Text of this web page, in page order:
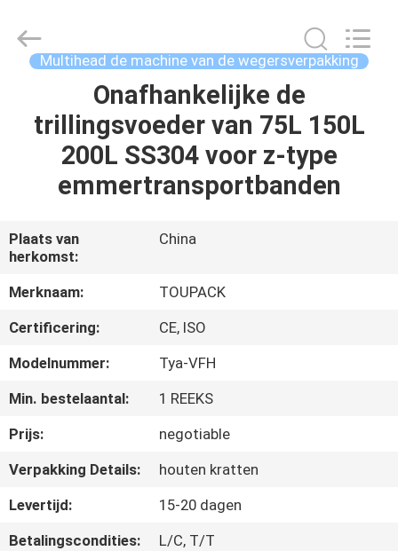
PRODUCTEN
ONS
RONDLEIDING
DOOR
DE
FABRIEK
KWALITEITSCONTROLE
NEEM
CONTACT
Multihead de machine van de wegersverpakking
Onafhankelijke de
trillingsvoeder van 75L 150L
200L SS304 voor z-type
emmertransportbanden
Plaats van
herkomst:
China
Merknaam:
TOUPACK
Certificering:
CE, ISO
Modelnummer:
Tya-VFH
Min. bestelaantal:
1 REEKS
Prijs:
negotiable
Verpakking Details:
houten kratten
Levertijd:
15-20 dagen
Betalingscondities:
L/C, T/T